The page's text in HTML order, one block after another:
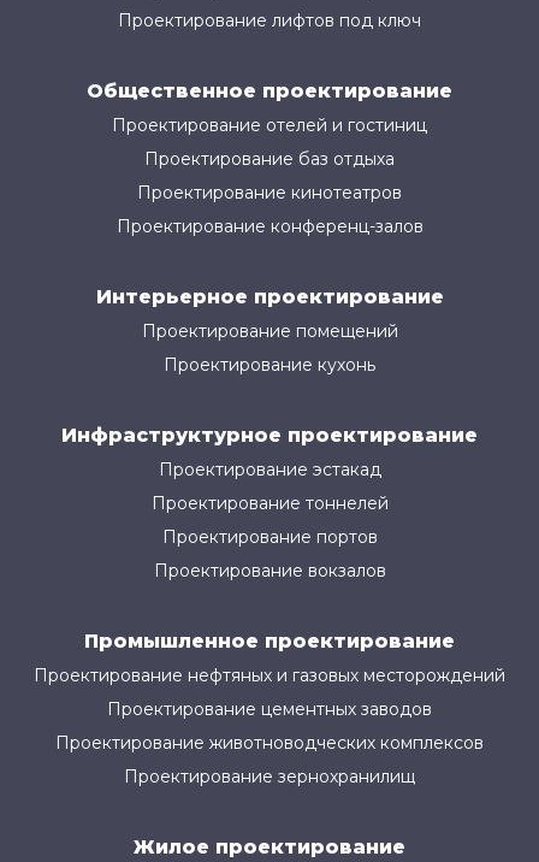
Проектирование лифтов под ключ
Общественное проектирование
Проектирование отелей и гостиниц
Проектирование баз отдыха
Проектирование кинотеатров
Проектирование конференц-залов
Интерьерное проектирование
Проектирование помещений
Проектирование кухонь
Инфраструктурное проектирование
Проектирование эстакад
Проектирование тоннелей
Проектирование портов
Проектирование вокзалов
Промышленное проектирование
Проектирование нефтяных и газовых месторождений
Проектирование цементных заводов
Проектирование животноводческих комплексов
Проектирование зернохранилищ
Жилое проектирование